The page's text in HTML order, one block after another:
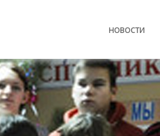
НОВОСТИ